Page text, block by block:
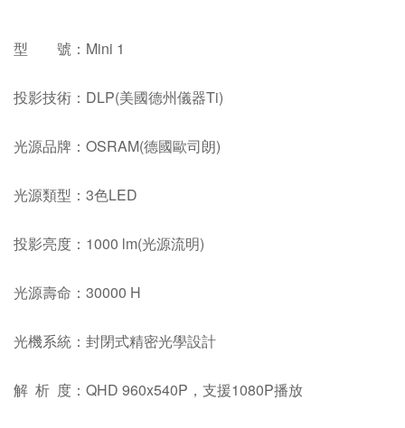
型 號：Mini 1
投影技術：DLP(美國德州儀器Ti)
光源品牌：OSRAM(德國歐司朗)
光源類型：3色LED
投影亮度：1000 lm(光源流明)
光源壽命：30000 H
光機系統：封閉式精密光學設計
解 析 度：QHD 960x540P，支援1080P播放